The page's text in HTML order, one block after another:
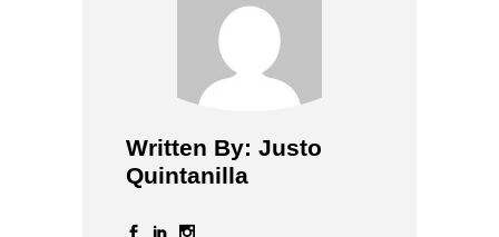
Written By: Justo
Quintanilla